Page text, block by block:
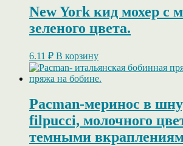
New York кид мохер с
зеленого цвета.
6.11 ₽ В корзину
Pacman-меринос в
filpucci, молочного
темными